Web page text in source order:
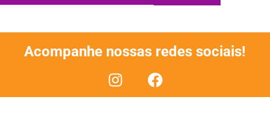
Acompanhe nossas redes sociais!